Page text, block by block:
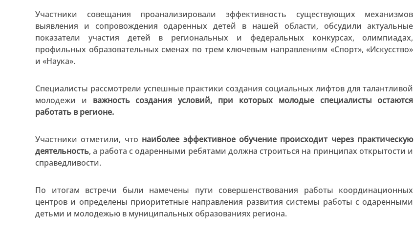
Участники совещания проанализировали эффективность существующих механизмов
выявления и сопровождения одаренных детей в нашей области, обсудили актуальные
показатели участия детей в региональных и федеральных конкурсах, олимпиадах,
профильных образовательных сменах по трем ключевым направлениям «Спорт», «Искусство»
и «Наука».
Специалисты рассмотрели успешные практики создания социальных лифтов для талантливой
молодежи и важность создания условий, при которых молодые специалисты остаются
работать в регионе.
Участники отметили, что наиболее эффективное обучение происходит через практическую
деятельность, а работа с одаренными ребятами должна строиться на принципах открытости и
справедливости.
По итогам встречи были намечены пути совершенствования работы координационных
центров и определены приоритетные направления развития системы работы с одаренными
детьми и молодежью в муниципальных образованиях региона.